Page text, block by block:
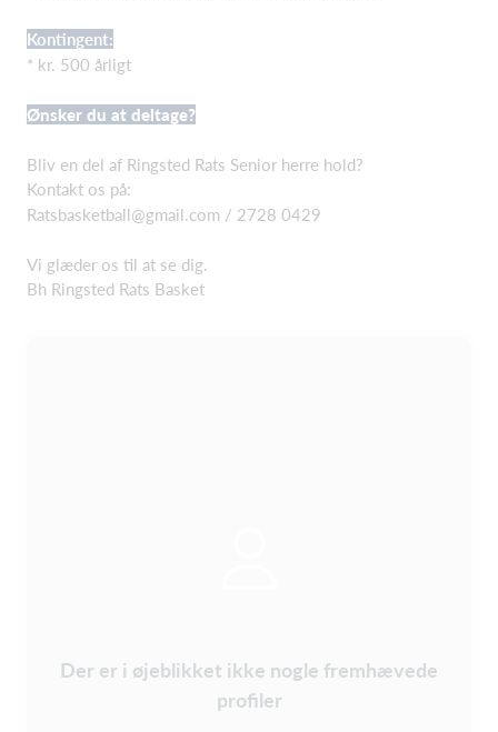
Kontingent:
* kr. 500 årligt
Ønsker du at deltage?
Bliv en del af Ringsted Rats Senior herre hold?
Kontakt os på:
Ratsbasketball@gmail.com / 2728 0429
Vi glæder os til at se dig.
Bh Ringsted Rats Basket
Der er i øjeblikket ikke nogle fremhævede
profiler